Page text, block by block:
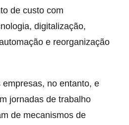
de custo com
digitalização,
e reorganização
no entanto, e
jornadas de trabalho
de mecanismos de